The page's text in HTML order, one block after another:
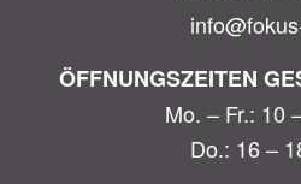
ÖFFNUNGSZEITEN
Mo. – Fr.: 10
Do.: 16 –